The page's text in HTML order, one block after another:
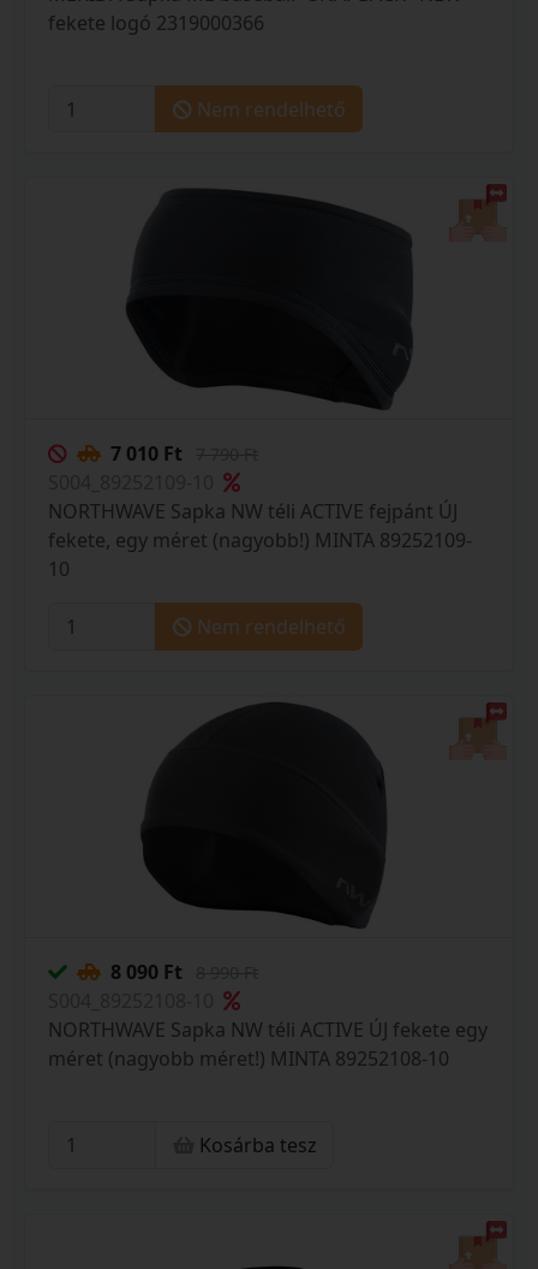
fekete logó 2319000366
Nem rendelhető
7 010 Ft
NORTHWAVE Sapka NW téli ACTIVE fejpánt ÚJ
fekete, egy méret (nagyobb!) MINTA 89252109-
10
Nem rendelhető
8 090 Ft
NORTHWAVE Sapka NW téli ACTIVE ÚJ fekete egy
méret (nagyobb méret!) MINTA 89252108-10
Kosárba tesz